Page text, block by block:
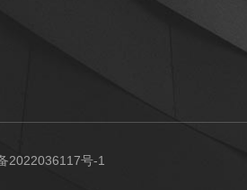
2022036117号-1